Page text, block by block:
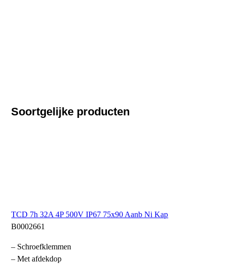
Soortgelijke producten
TCD 7h 32A 4P 500V IP67 75x90 Aanb Ni Kap
B0002661
– Schroefklemmen
– Met afdekdop